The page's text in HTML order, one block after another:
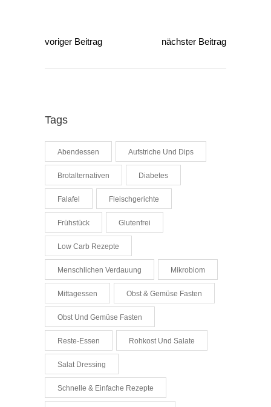
voriger Beitrag nächster Beitrag
Tags
Abendessen Aufstriche Und Dips
Brotalternativen Diabetes
Falafel Fleischgerichte
Frühstück Glutenfrei
Low Carb Rezepte
Menschlichen Verdauung Mikrobiom
Mittagessen Obst & Gemüse Fasten
Obst Und Gemüse Fasten
Reste-Essen Rohkost Und Salate
Salat Dressing
Schnelle & Einfache Rezepte